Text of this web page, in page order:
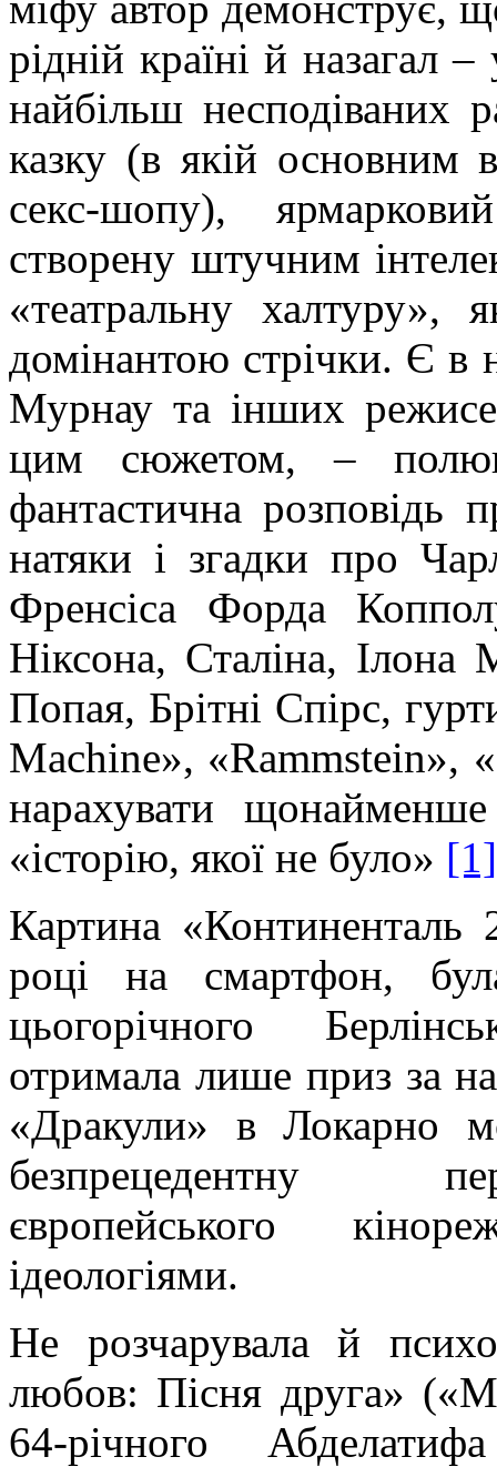
рідній країні й назагал
найбільш несподіваних
казку (в якій основним
секс-шопу),
створену штучним
«театральну
домінантою стрічки. Є в
Мурнау та інших
цим сюжетом, –
фантастична
натяки і згадки про
Френсіса Форда
Ніксона, Сталіна, Ілона
Попая, Брітні Спірс,
Machine», «Rammstein», «
нарахувати
«історію, якої не було» [1]
Картина «Континенталь
році на смартфон,
цьогорічного
отримала лише приз за
«Дракули» в Локарно
безпрецедентну
європейського
ідеологіями.
Не розчарувала й
любов: Пісня друга» («
64-річного Абделатифа